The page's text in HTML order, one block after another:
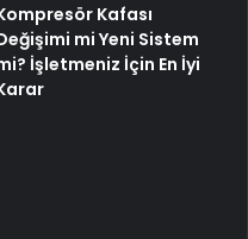
Kafası
mi Yeni Sistem
İşletmeniz İçin En İyi